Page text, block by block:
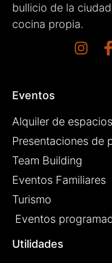
bullicio de la
cocina propia.
Eventos
Alquiler de espacios
Presentaciones de
Team Building
Eventos Familiares
Turismo
Eventos
Utilidades